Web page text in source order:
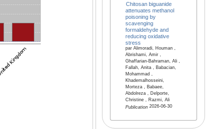
Chitosan biguanide
attenuates methanol
poisoning by
scavenging
formaldehyde and
reducing oxidative
stress
par Alimoradi, Houman ,
Abrishami, Amir ,
Ghaffarian-Bahraman, Ali ,
Fallah, Anita , Babacian,
Mohammad ,
Khademalhosseini,
Morteza , Babaee,
Abdolreza , Delporte,
Christine , Razmi, Ali
Publication2026-06-30